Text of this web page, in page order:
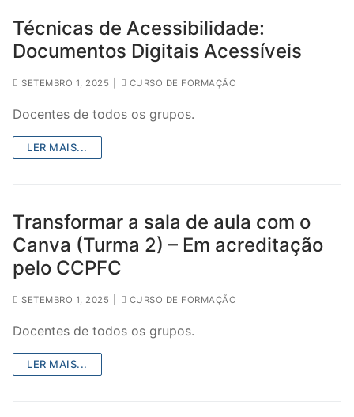
Técnicas de Acessibilidade:
Documentos Digitais Acessíveis
SETEMBRO 1, 2025 CURSO DE FORMAÇÃO
Docentes de todos os grupos.
LER MAIS...
Transformar a sala de aula com o
Canva (Turma 2) – Em acreditação
pelo CCPFC
SETEMBRO 1, 2025 CURSO DE FORMAÇÃO
Docentes de todos os grupos.
LER MAIS...